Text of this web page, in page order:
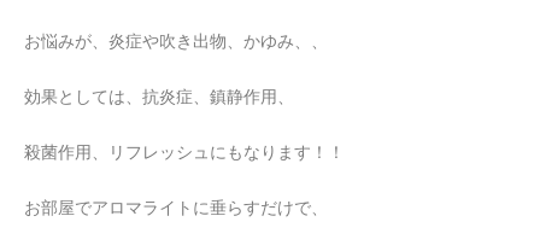
お悩みが、炎症や吹き出物、かゆみ、、
効果としては、抗炎症、鎮静作用、
殺菌作用、リフレッシュにもなります！！
お部屋でアロマライトに垂らすだけで、